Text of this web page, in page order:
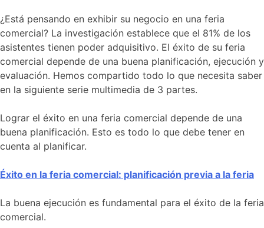
¿Está pensando en exhibir su negocio en una feria
comercial? La investigación establece que el 81% de los
asistentes tienen poder adquisitivo. El éxito de su feria
comercial depende de una buena planificación, ejecución y
evaluación. Hemos compartido todo lo que necesita saber
en la siguiente serie multimedia de 3 partes.
Lograr el éxito en una feria comercial depende de una
buena planificación. Esto es todo lo que debe tener en
cuenta al planificar.
Éxito en la feria comercial: planificación previa a la feria
La buena ejecución es fundamental para el éxito de la feria
comercial.